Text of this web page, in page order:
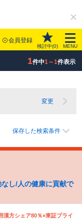
会員登録
検討中(0) MENU
1件中1～1件表示
変更
保存した検索条件
し/人の健康に貢献で
漢方シェア80％×東証プライ